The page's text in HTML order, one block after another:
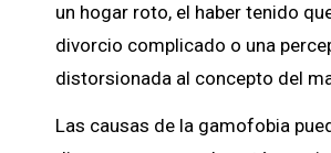
un hogar roto, el haber tenido
divorcio complicado o una
distorsionada al concepto del
Las causas de la gamofobia